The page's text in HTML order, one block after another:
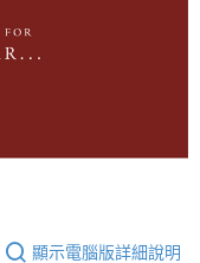
顯示電腦版詳細說明